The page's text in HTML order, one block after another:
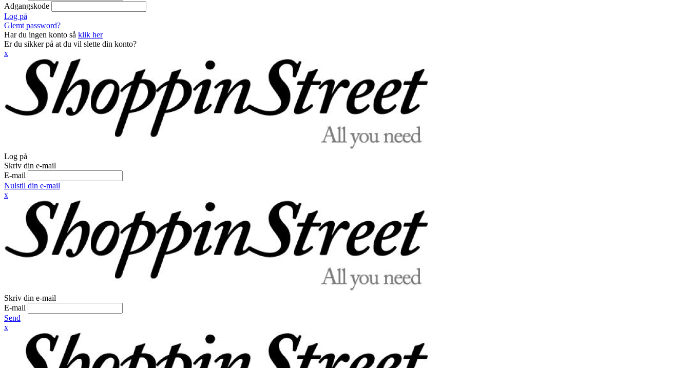
Adgangskode
Log på
Glemt password?
Har du ingen konto så klik her
Er du sikker på at du vil slette din konto?
x
Log på
Skriv din e-mail
E-mail
Nulstil din e-mail
x
Skriv din e-mail
E-mail
Send
x